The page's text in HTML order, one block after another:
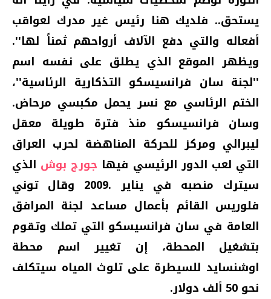
يستحق.. فلديك هنا رئيس غير مدرك لعواقب
أفعاله والتي دفع الآلاف أرواحهم ثمناً لها''.
ويظهر الموقع الذي يطلق على نفسه اسم
''لجنة سان فرانسيسكو التذكارية الرئاسية''،
الختم الرئاسي مع نسر يحمل مكبسي مرحاض.
وسان فرانسيسكو منذ فترة طويلة معقل
ليبرالي ومركز للحركة المناهضة لحرب العراق
التي لعب الدور الرئيسي فيها جورج بوش الذي
سيترك منصبه في يناير .2009 وقال توني
فلوريس القائم بأعمال مساعد لجنة المرافق
العامة في سان فرانسيسكو التي تملك وتقوم
بتشغيل المحطة، إن تغيير اسم محطة
اوشنسايد للسيطرة على تلوث المياه سيتكلف
نحو 50 ألف دولار.